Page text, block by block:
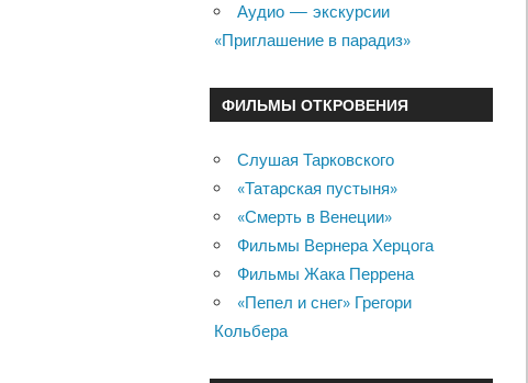
Аудио — экскурсии
«Приглашение в парадиз»
ФИЛЬМЫ ОТКРОВЕНИЯ
Слушая Тарковского
«Татарская пустыня»
«Смерть в Венеции»
Фильмы Вернера Херцога
Фильмы Жака Перрена
«Пепел и снег» Грегори
Кольбера